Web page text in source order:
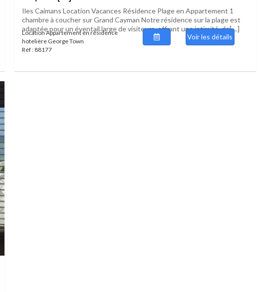
Iles Caimans Location Vacances Résidence Plage en Appartement 1
chambre à coucher sur Grand Cayman Notre résidence sur la plage est
adaptée pour un éventail large de visiteurs, offrant une intimité, de[....]
Location Appartement en résidence
hotelière George Town
Réf : 88177
Voir les détails